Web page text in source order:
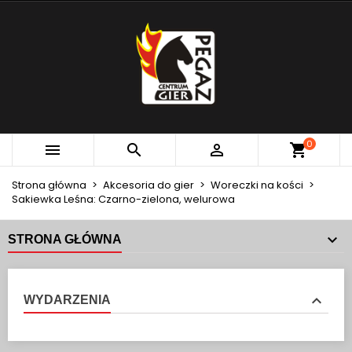
   0
Strona główna Akcesoria do gier
Woreczki na kości
Sakiewka Leśna: Czarno-zielona, welurowa
STRONA GŁÓWNA
WYDARZENIA
MOJE LISTY ŻYCZEŃ
Utwórz nową listę
UTWÓRZ LISTĘ ŻYCZEŃ
Utwórz listę życzeń
ZALOGUJ SIĘ
MUSISZ BYĆ ZALOGOWANY BY ZAPISAĆ PRODUKTY
NA SWOJEJ LIŚCIE ŻYCZEŃ.
Anuluj Zaloguj się